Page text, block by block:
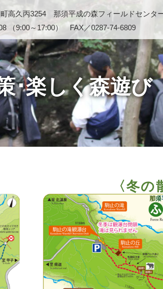
高久丙3254 那須平成の森フィールドセンタ
（9:00～17:00） FAX／0287-74-6809
･楽しく森遊び
〈冬の